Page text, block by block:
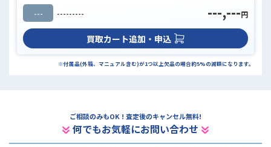
--- --------- ---,---円
買取カート追加・申込
※付属品(外箱、マニュアル含む)が1つ以上欠品の場合約5%の減額になります。
ご相談のみもOK ! 査定後のキャンセル無料!
何でもお気軽にお問い合わせ